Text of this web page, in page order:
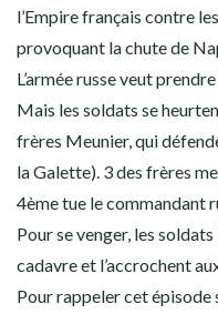
l’Empire français contre
provoquant la chute de
L’armée russe veut
Mais les soldats se
frères Meunier, qui
la Galette). 3 des frères
4ème tue le commandant
Pour se venger, les
cadavre et l’accrochent
Pour rappeler cet